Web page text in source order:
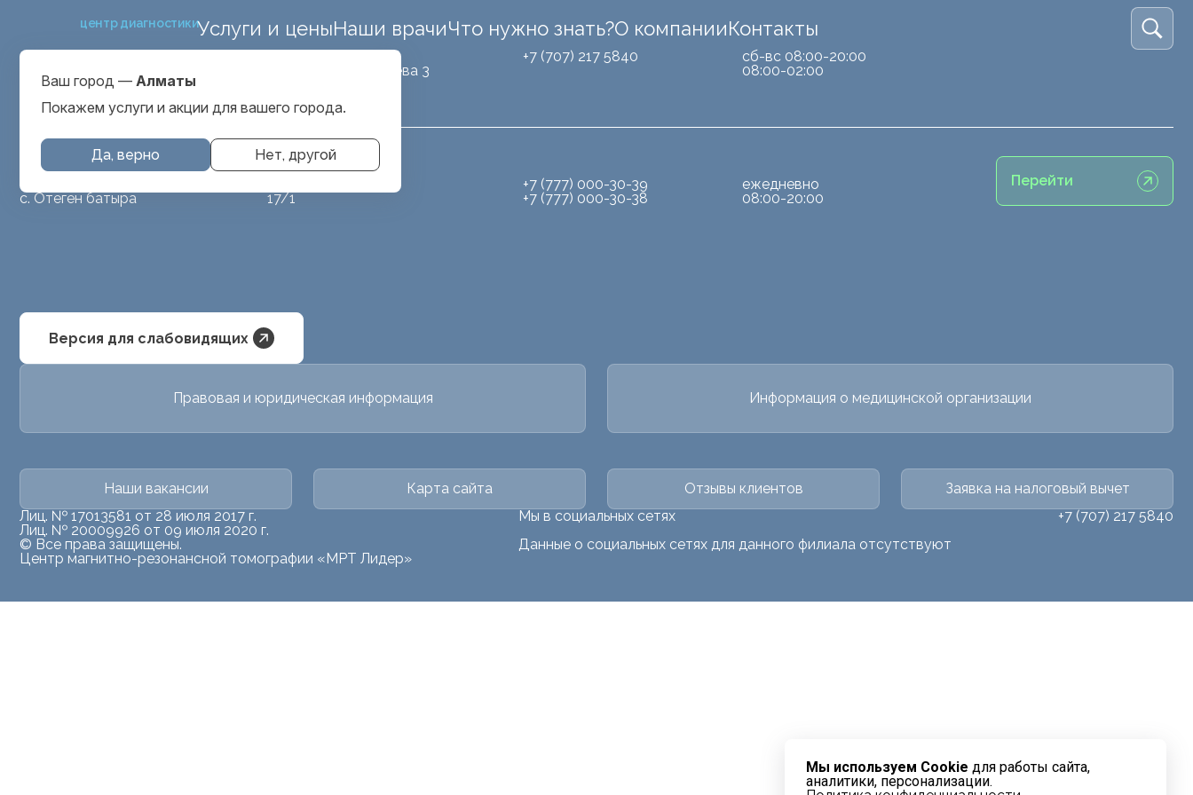
центр диагностикиУслуги и ценыНаши врачиЧто нужно знать?О компанииКонтакты
Выбрать город
Алматы
МРТ животным
с. Отеген батыра
ул. Макатаева 127Б
проспект Серкебаева 3
17/1
+7 (707) 217 5840
+7 (777) 000-30-39
+7 (777) 000-30-38
сб-вс 08:00-20:00
08:00-02:00
ежедневно
08:00-20:00
Перейти
Ваш город — Алматы
Покажем услуги и акции для вашего города.
Да, верно Нет, другой
Мы используем Cookie для работы сайта,
аналитики, персонализации.
Версия для слабовидящих
Правовая и юридическая информация
Наши вакансии Карта сайта
Информация о медицинской организации
Отзывы клиентов
Заявка на налоговый вычет
Лиц. № 17013581 от 28 июля 2017 г.
Лиц. № 20009926 от 09 июля 2020 г.
© Все права защищены.
Центр магнитно-резонансной томографии «МРТ Лидер»
Мы в социальных сетях
Данные о социальных сетях для данного филиала отсутствуют
+7 (707) 217 5840